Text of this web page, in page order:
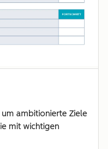
um ambitionierte Ziele
mit wichtigen